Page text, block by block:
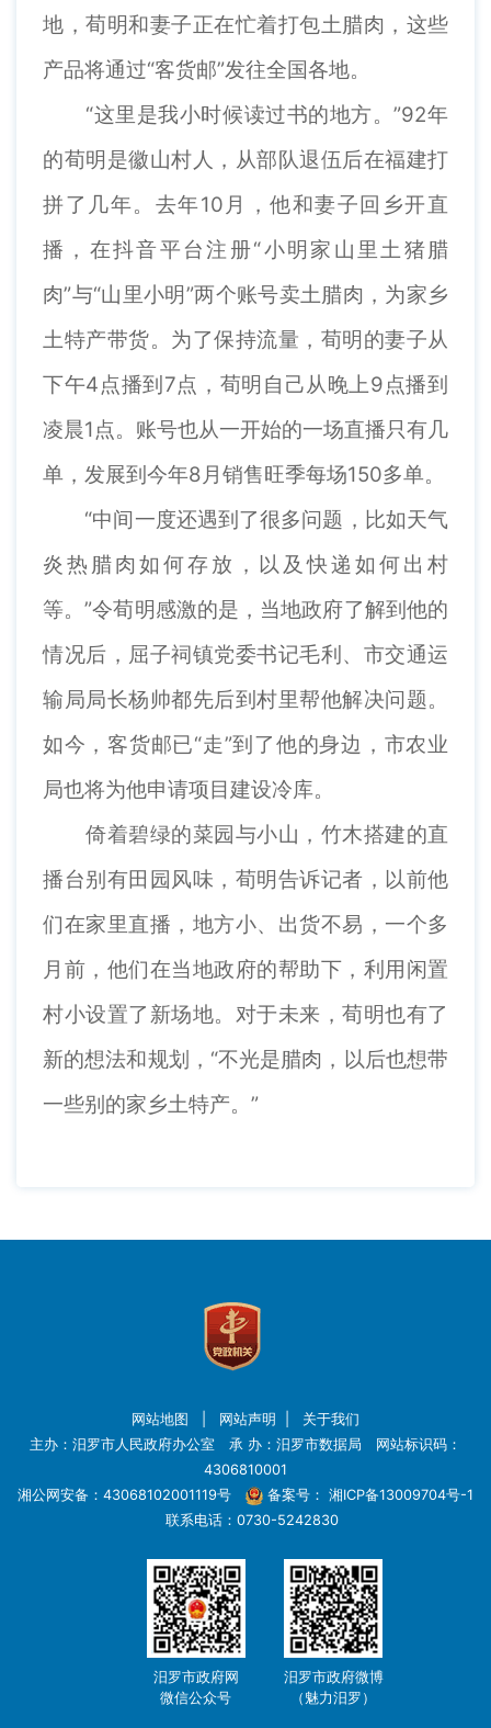
地，荀明和妻子正在忙着打包土腊肉，这些
产品将通过“客货邮”发往全国各地。
“这里是我小时候读过书的地方。”92年
的荀明是徽山村人，从部队退伍后在福建打
拼了几年。去年10月，他和妻子回乡开直
播，在抖音平台注册“小明家山里土猪腊
肉”与“山里小明”两个账号卖土腊肉，为家乡
土特产带货。为了保持流量，荀明的妻子从
下午4点播到7点，荀明自己从晚上9点播到
凌晨1点。账号也从一开始的一场直播只有几
单，发展到今年8月销售旺季每场150多单。
“中间一度还遇到了很多问题，比如天气
炎热腊肉如何存放，以及快递如何出村
等。”令荀明感激的是，当地政府了解到他的
情况后，屈子祠镇党委书记毛利、市交通运
输局局长杨帅都先后到村里帮他解决问题。
如今，客货邮已“走”到了他的身边，市农业
局也将为他申请项目建设冷库。
倚着碧绿的菜园与小山，竹木搭建的直
播台别有田园风味，荀明告诉记者，以前他
们在家里直播，地方小、出货不易，一个多
月前，他们在当地政府的帮助下，利用闲置
村小设置了新场地。对于未来，荀明也有了
新的想法和规划，“不光是腊肉，以后也想带
一些别的家乡土特产。”
网站地图 网站声明
关于我们
主办：汨罗市人民政府办公室 承 办：汨罗市数据局 网站标识码：
4306810001
湘公网安备：43068102001119号
备案号： 湘ICP备13009704号-1
联系电话：0730-5242830
汨罗市政府网
微信公众号
汨罗市政府微博
（魅力汨罗）